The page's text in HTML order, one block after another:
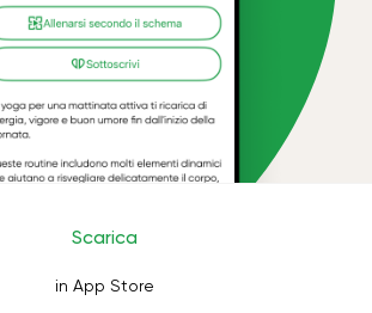
Scarica
in App Store